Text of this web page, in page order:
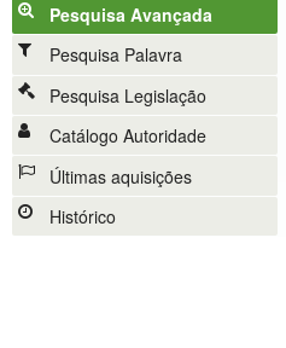
Pesquisa Avançada
Pesquisa Palavra
Pesquisa Legislação
Catálogo Autoridade
Últimas aquisições
Histórico